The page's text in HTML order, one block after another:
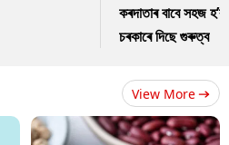
কৰদাতাৰ বাবে সহজ
চৰকাৰে দিছে গুৰুত্ব
View More